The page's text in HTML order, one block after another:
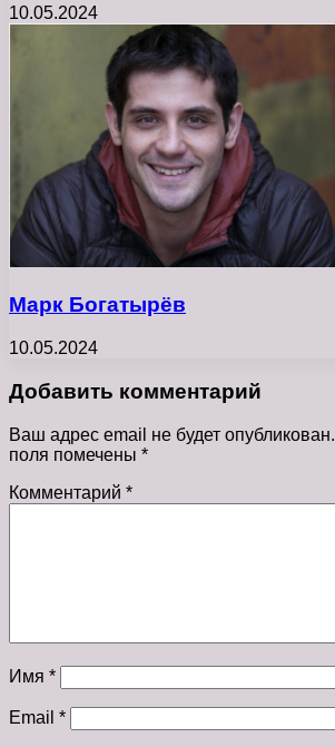
10.05.2024
Марк Богатырёв
10.05.2024
Добавить комментарий
Ваш адрес email не будет опубликован.
поля помечены *
Комментарий *
Имя *
Email *